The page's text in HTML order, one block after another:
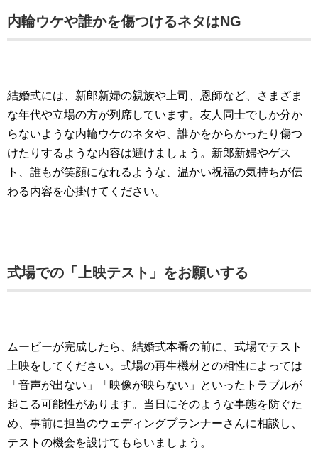
内輪ウケや誰かを傷つけるネタはNG
結婚式には、新郎新婦の親族や上司、恩師など、さまざま
な年代や立場の方が列席しています。友人同士でしか分か
らないような内輪ウケのネタや、誰かをからかったり傷つ
けたりするような内容は避けましょう。新郎新婦やゲス
ト、誰もが笑顔になれるような、温かい祝福の気持ちが伝
わる内容を心掛けてください。
式場での「上映テスト」をお願いする
ムービーが完成したら、結婚式本番の前に、式場でテスト
上映をしてください。式場の再生機材との相性によっては
「音声が出ない」「映像が映らない」といったトラブルが
起こる可能性があります。当日にそのような事態を防ぐた
め、事前に担当のウェディングプランナーさんに相談し、
テストの機会を設けてもらいましょう。